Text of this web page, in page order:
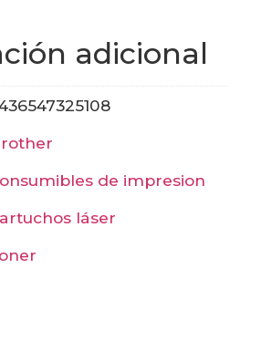
adicional
brother
de impresion
láser